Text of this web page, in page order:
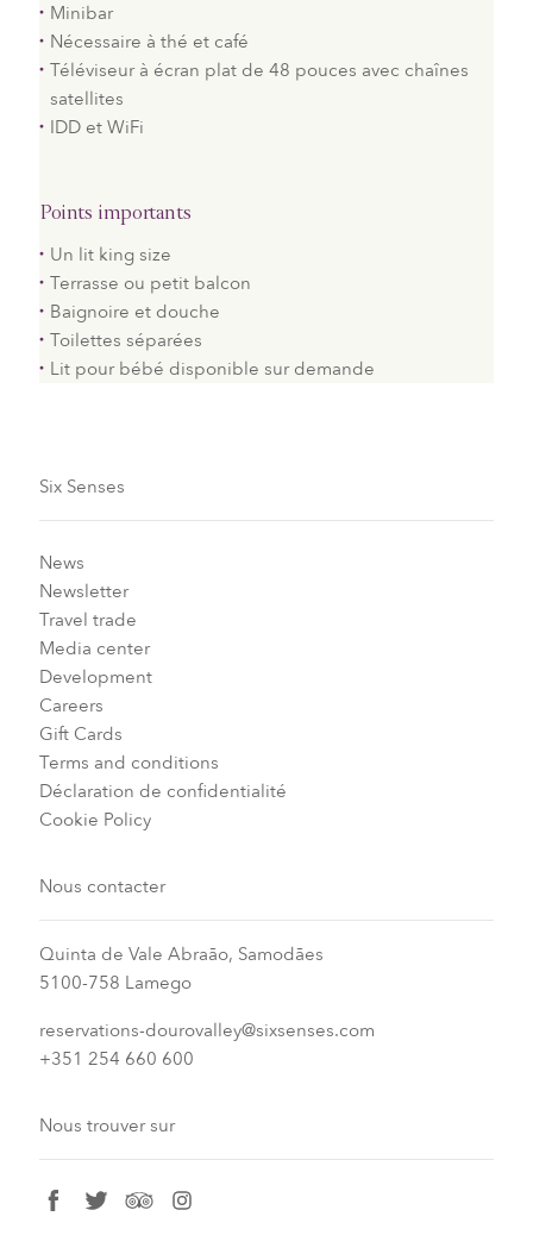
Minibar
Nécessaire à thé et café
Téléviseur à écran plat de 48 pouces avec chaînes
satellites
IDD et WiFi
Points importants
Un lit king size
Terrasse ou petit balcon
Baignoire et douche
Toilettes séparées
Lit pour bébé disponible sur demande
Six Senses
News
Newsletter
Travel trade
Media center
Development
Careers
Gift Cards
Terms and conditions
Déclaration de confidentialité
Cookie Policy
Nous contacter
Quinta de Vale Abraão, Samodães
5100-758 Lamego
reservations-dourovalley@sixsenses.com
+351 254 660 600
Nous trouver sur
facebook
twitter tripadvisor